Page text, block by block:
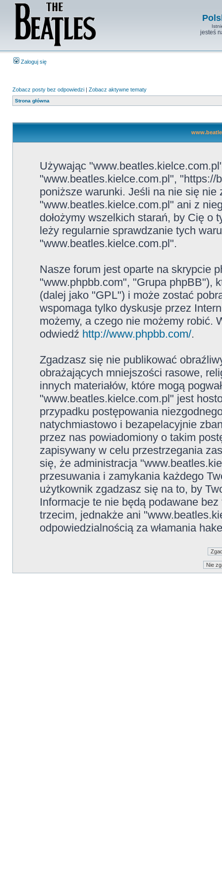
jesteś
Zaloguj się
Zobacz posty bez odpowiedzi | Zobacz aktywne tematy
Strona główna
Używając
"www.beatles.kielce.com.pl",
poniższe warunki. Jeśli na nie się
"www.beatles.kielce.com.pl" ani z
dołożymy wszelkich starań, by Cię o
leży regularnie sprawdzanie tych
"www.beatles.kielce.com.pl".
Nasze forum jest oparte na skrypcie
"www.phpbb.com", "Grupa phpBB"),
(dalej jako "GPL") i może zostać
wspomaga tylko dyskusje przez
możemy, a czego nie możemy robić.
odwiedź http://www.phpbb.com/.
Zgadzasz się nie publikować
obrażających mniejszości rasowe,
innych materiałów, które mogą
"www.beatles.kielce.com.pl" jest
przypadku postępowania
natychmiastowo i bezapelacyjnie
przez nas powiadomiony o takim
zapisywany w celu przestrzegania
się, że administracja
przesuwania i zamykania każdego
użytkownik zgadzasz się na to, by
Informacje te nie będą podawane
trzecim, jednakże ani
odpowiedzialnością za włamania